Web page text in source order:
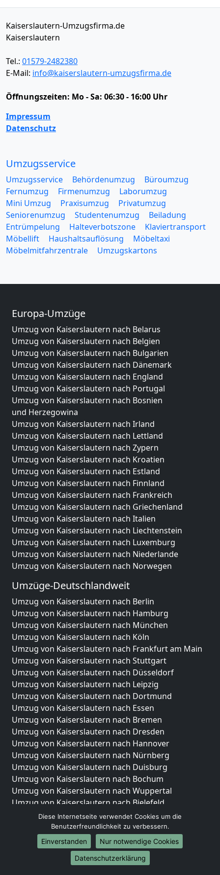
Kaiserslautern-Umzugsfirma.de
Kaiserslautern
Tel.: 01579-2482380
E-Mail: info@kaiserslautern-umzugsfirma.de
Öffnungszeiten: Mo - Sa: 06:30 - 16:00 Uhr
Impressum
Datenschutz
Umzugsservice
Umzugsservice Behördenumzug
Büroumzug
Fernumzug
Firmenumzug
Laborumzug
Mini Umzug
Praxisumzug
Privatumzug
Seniorenumzug
Studentenumzug
Beiladung
Entrümpelung
Halteverbotszone
Klaviertransport
Möbellift
Haushaltsauflösung
Möbeltaxi
Möbelmitfahrzentrale
Umzugskartons
Europa-Umzüge
Umzug von Kaiserslautern nach Belarus
Umzug von Kaiserslautern nach Belgien
Umzug von Kaiserslautern nach Bulgarien
Umzug von Kaiserslautern nach Dänemark
Umzug von Kaiserslautern nach England
Umzug von Kaiserslautern nach Portugal
Umzug von Kaiserslautern nach Bosnien
und Herzegowina
Umzug von Kaiserslautern nach Irland
Umzug von Kaiserslautern nach Lettland
Umzug von Kaiserslautern nach Zypern
Umzug von Kaiserslautern nach Kroatien
Umzug von Kaiserslautern nach Estland
Umzug von Kaiserslautern nach Finnland
Umzug von Kaiserslautern nach Frankreich
Umzug von Kaiserslautern nach Griechenland
Umzug von Kaiserslautern nach Italien
Umzug von Kaiserslautern nach Liechtenstein
Umzug von Kaiserslautern nach Luxemburg
Umzug von Kaiserslautern nach Niederlande
Umzug von Kaiserslautern nach Norwegen
Umzüge-Deutschlandweit
Umzug von Kaiserslautern nach Berlin
Umzug von Kaiserslautern nach Hamburg
Umzug von Kaiserslautern nach München
Umzug von Kaiserslautern nach Köln
Umzug von Kaiserslautern nach Frankfurt am Main
Umzug von Kaiserslautern nach Stuttgart
Umzug von Kaiserslautern nach Düsseldorf
Umzug von Kaiserslautern nach Leipzig
Umzug von Kaiserslautern nach Dortmund
Umzug von Kaiserslautern nach Essen
Umzug von Kaiserslautern nach Bremen
Umzug von Kaiserslautern nach Dresden
Umzug von Kaiserslautern nach Hannover
Umzug von Kaiserslautern nach Nürnberg
Umzug von Kaiserslautern nach Duisburg
Umzug von Kaiserslautern nach Bochum
Umzug von Kaiserslautern nach Wuppertal
Umzug von Kaiserslautern nach Bielefeld
Umzug von Kaiserslautern nach Bonn
Umzug von Kaiserslautern nach Münster
Internationale-Umzüge
Umzug von Kaiserslautern nach Brasilien
Diese Internetseite verwendet Cookies um die
Benutzerfreundlichkeit zu verbessern.
Einverstanden
Nur notwendige Cookies
Datenschutzerklärung